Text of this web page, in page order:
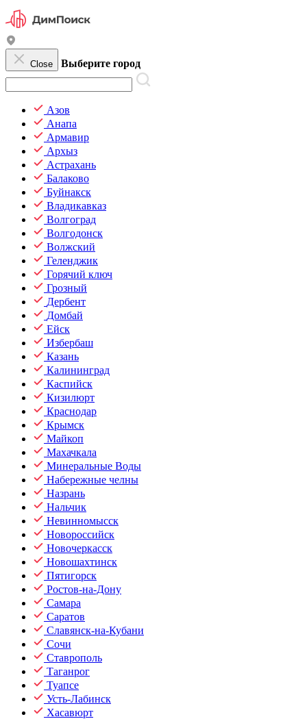
Close Выберите город
Азов
Анапа
Армавир
Архыз
Астрахань
Балаково
Буйнакск
Владикавказ
Волгоград
Волгодонск
Волжский
Геленджик
Горячий ключ
Грозный
Дербент
Домбай
Ейск
Избербаш
Казань
Калининград
Каспийск
Кизилюрт
Краснодар
Крымск
Майкоп
Махачкала
Минеральные Воды
Набережные челны
Назрань
Нальчик
Невинномысск
Новороссийск
Новочеркасск
Новошахтинск
Пятигорск
Ростов-на-Дону
Самара
Саратов
Славянск-на-Кубани
Сочи
Ставрополь
Таганрог
Туапсе
Усть-Лабинск
Хасавюрт